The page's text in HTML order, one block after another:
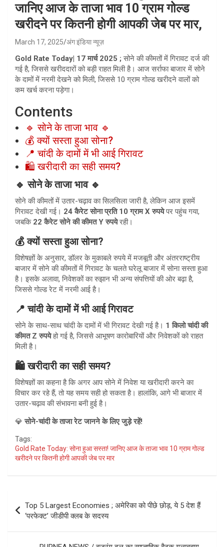
जानिए आज के ताजा भाव 10 ग्राम गोल्ड
खरीदने पर कितनी होगी आपकी जेब पर मार,
March 17, 2025 अंग इंडिया न्यूज़
Gold Rate Today| 17 मार्च 2025 ;सोने की कीमतों में गिरावट दर्ज की
गई है, जिससे खरीददारों को बड़ी राहत मिली है। आज सर्राफा बाजार में सोने
के दामों में नरमी देखने को मिली, जिससे 10 ग्राम गोल्ड खरीदने वालों को
कम खर्च करना पड़ेगा।
Contents
🔹 सोने के ताजा भाव 🔹
💰 क्यों सस्ता हुआ सोना?
📍 चांदी के दामों में भी आई गिरावट
🛍️ खरीदारी का सही समय?
🔹 सोने के ताजा भाव 🔹
सोने की कीमतों में उतार-चढ़ाव का सिलसिला जारी है, लेकिन आज इसमें
गिरावट देखी गई। 24 कैरेट सोना प्रति 10 ग्राम X रुपयेपर पहुंच गया,
जबकि 22 कैरेट सोने की कीमत Y रुपयेरही।
💰 क्यों सस्ता हुआ सोना?
विशेषज्ञों के अनुसार, डॉलर के मुकाबले रुपये में मजबूती और अंतरराष्ट्रीय
बाजार में सोने की कीमतों में गिरावट के चलते घरेलू बाजार में सोना सस्ता हुआ
है। इसके अलावा, निवेशकों का रुझान भी अन्य संपत्तियों की ओर बढ़ा है,
जिससे गोल्ड रेट में नरमी आई है।
📍 चांदी के दामों में भी आई गिरावट
सोने के साथ-साथ चांदी के दामों में भी गिरावट देखी गई है। 1 किलो चांदी की
कीमत Z रुपयेहो गई है, जिससे आभूषण कारोबारियों और निवेशकों को राहत
मिली है।
🛍️ खरीदारी का सही समय?
विशेषज्ञों का कहना है कि अगर आप सोने में निवेश या खरीदारी करने का
विचार कर रहे हैं, तो यह समय सही हो सकता है। हालांकि, आगे भी बाजार में
उतार-चढ़ाव की संभावना बनी हुई है।
💎सोने-चांदी के ताजा रेट जानने के लिए जुड़े रहें!
Tags:
Gold Rate Today: सोना हुआ सस्ता! जानिए आज के ताजा भाव 10 ग्राम गोल्ड
खरीदने पर कितनी होगी आपकी जेब पर मार
navigation
Top 5 Largest Economies ; अमेरिका को पीछे छोड़, ये 5 देश हैं
‘परफेक्ट’ जीडीपी क्लब के सदस्य